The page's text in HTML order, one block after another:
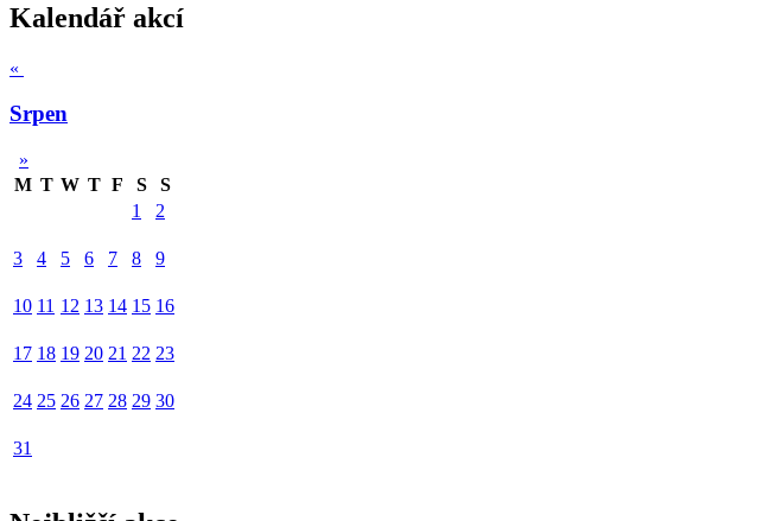
Kalendář akcí
«
Srpen
»
M T W T F S
S
1
2
3 4 5 6 7 8 9
10 11 12 13 14 15 16
17 18 19 20 21 22 23
24 25 26 27 28 29 30
31